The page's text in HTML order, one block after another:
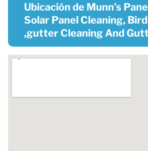
Ubicación de Munn’s
Solar Panel Cleaning,
,gutter Cleaning And